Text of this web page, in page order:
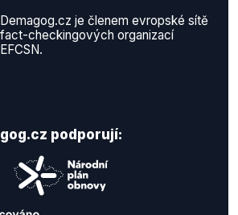
Demagog.cz je členem evropské sítě
fact-checkingových organizací
EFCSN.
podporují: